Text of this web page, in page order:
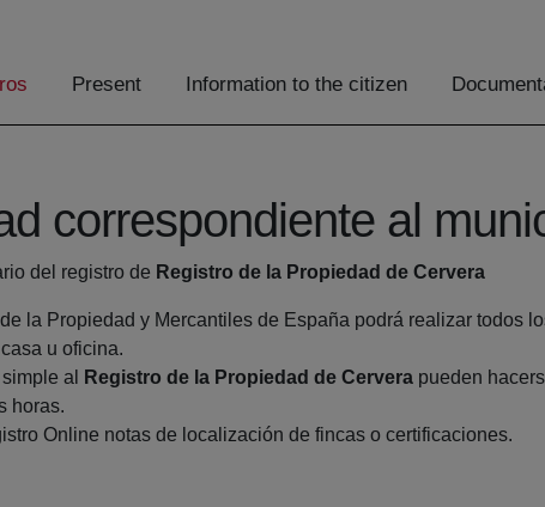
Present Information to the citizen
correspondiente al
del registro de Registro de la Propiedad de Cervera
la Propiedad y Mercantiles de España podrá realizar todos
u oficina.
al
Registro de la Propiedad de Cervera pueden
horas.
Online notas de localización de fincas o certificaciones.